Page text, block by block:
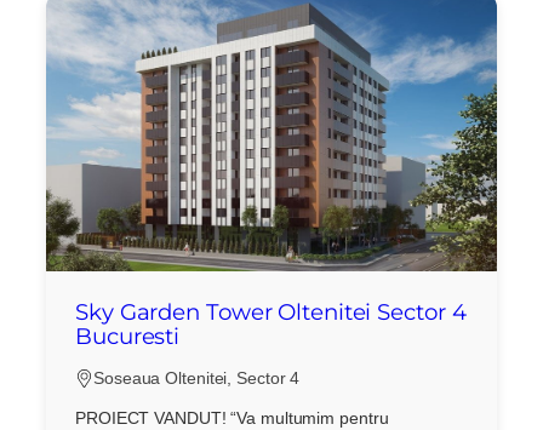
Sky Garden Tower Oltenitei Sector 4
Bucuresti
Soseaua Oltenitei, Sector 4
PROIECT VANDUT! “Va multumim pentru